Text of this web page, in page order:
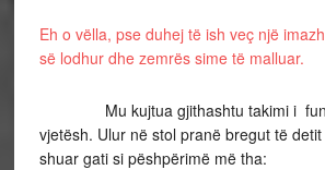
Eh o vëlla, pse duhej të ish veç një
së lodhur dhe zemrës sime të malluar.
Mu kujtua gjithashtu takimi i
vjetësh. Ulur në stol pranë bregut të
shuar gati si pëshpërimë më tha: